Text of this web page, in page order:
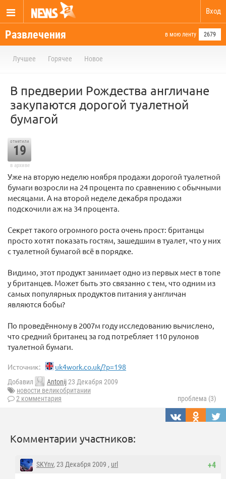
Вход
Развлечения в мою ленту 2679
Лучшее Горячее Новое
В предверии Рождества англичане
закупаются дорогой туалетной
бумагой
отметили
19
в архиве
Уже на вторую неделю ноября продажи дорогой туалетной
бумаги возросли на 24 процента по сравнению с обычными
месяцами. А на второй неделе декабря продажи
подскочили аж на 34 процента.
Секрет такого огромного роста очень прост: британцы
просто хотят показать гостям, зашедшим в туалет, что у них
с туалетной бумагой всё в порядке.
Видимо, этот продукт занимает одно из первых мест в топе
у британцев. Может быть это связанно с тем, что одним из
самых популярных продуктов питания у англичан
являются бобы?
По проведённому в 2007м году исследованию вычислено,
что средний британец за год потребляет 110 рулонов
туалетной бумаги.
Источник: uk4work.co.uk/?p=198
Добавил Antonij 23 Декабря 2009
новости великобритании
2 комментария
проблема (3)
Комментарии участников:
+4
SKYnv, 23 Декабря 2009 , url